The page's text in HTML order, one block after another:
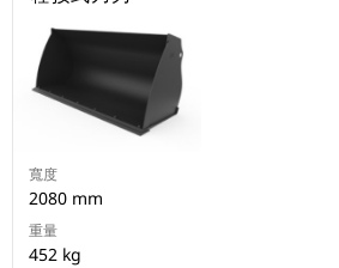
寬度
2080 mm
重量
452 kg